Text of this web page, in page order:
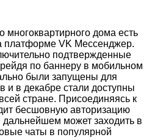
многоквартирного дома есть
платформе VK Мессенджер.
подтвержденные
по баннеру в мобильном
были запущены для
и в декабре стали доступны
стране. Присоединяясь к
бесшовную авторизацию
дальнейшем может заходить в
чаты в популярной